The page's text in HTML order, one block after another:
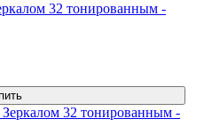
32 тонированным -